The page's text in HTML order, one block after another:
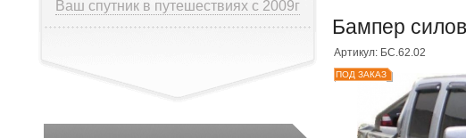
Ваш спутник в путешествиях с 2009г
Бампер
Артикул: БС.62.02
ПОД ЗАКАЗ